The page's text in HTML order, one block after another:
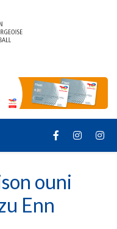
ouni
Enn